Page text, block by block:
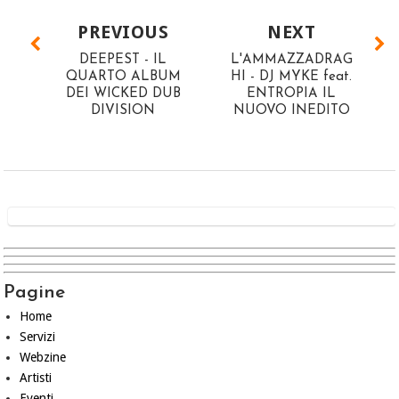
NEXT
L'AMMAZZADRAG
HI - DJ MYKE feat.
ENTROPIA IL
NUOVO INEDITO
PREVIOUS
DEEPEST - IL
QUARTO ALBUM
DEI WICKED DUB
DIVISION
Pagine
Home
Servizi
Webzine
Artisti